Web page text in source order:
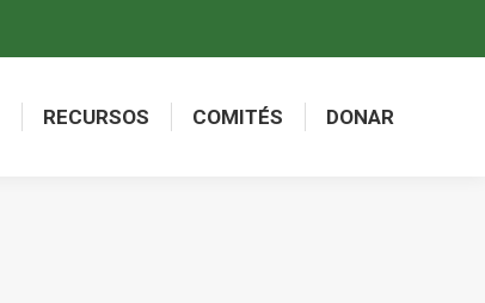
RECURSOS COMITÉS DONAR